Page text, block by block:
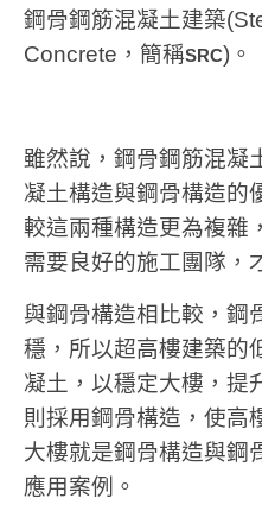
鋼骨鋼筋混凝土建築
Concrete，簡稱SRC)。
雖然說，鋼骨鋼筋混凝
凝土構造與鋼骨構造的
較這兩種構造更為複雜
需要良好的施工團隊，
與鋼骨構造相比較，鋼
穩，所以超高樓建築的
凝土，以穩定大樓，提
則採用鋼骨構造，使高
大樓就是鋼骨構造與鋼
應用案例。